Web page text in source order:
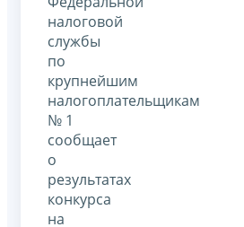
налоговой
службы
по
крупнейшим
налогоплательщикам
№ 1
сообщает
о
результатах
конкурса
на